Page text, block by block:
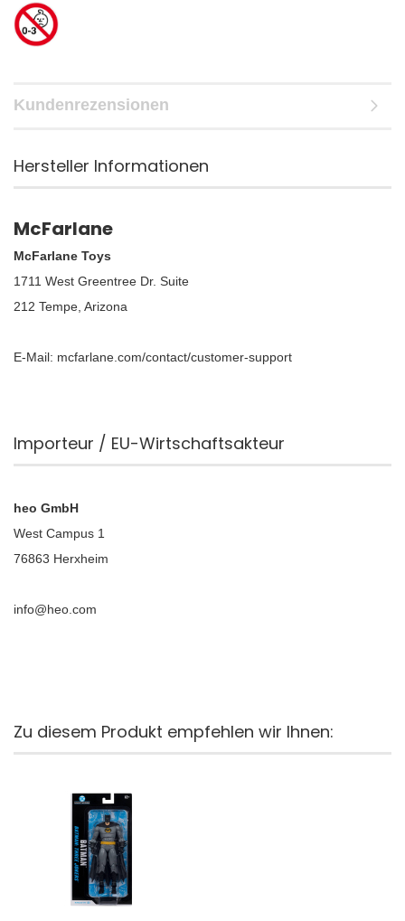
Kundenrezensionen
Hersteller Informationen
McFarlane
McFarlane Toys
1711 West Greentree Dr. Suite
212 Tempe, Arizona
E-Mail: mcfarlane.com/contact/customer-support
Importeur / EU-Wirtschaftsakteur
heo GmbH
West Campus 1
76863 Herxheim
info@heo.com
Zu diesem Produkt empfehlen wir Ihnen: